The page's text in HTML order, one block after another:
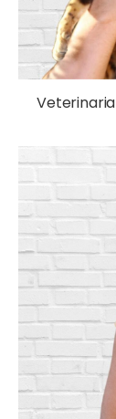
Veterinaria